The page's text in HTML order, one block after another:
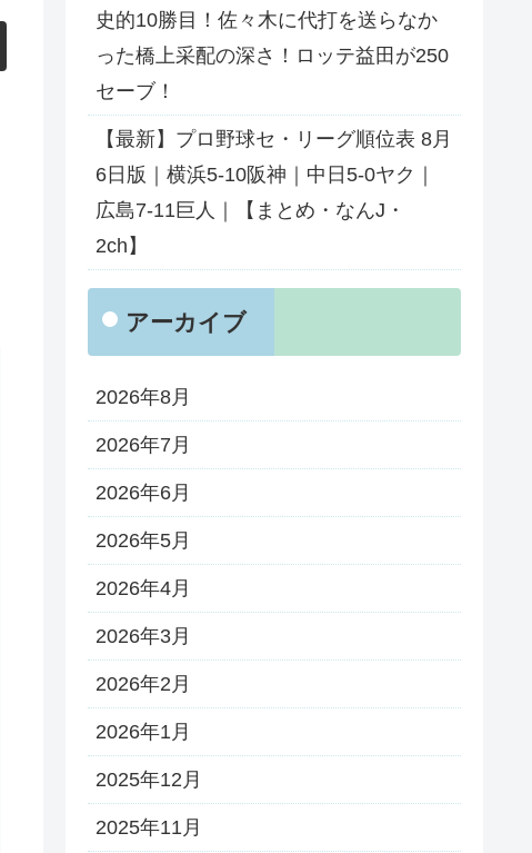
史的10勝目！佐々木に代打を送らなか
った橋上采配の深さ！ロッテ益田が250
セーブ！
【最新】プロ野球セ・リーグ順位表 8月
6日版｜横浜5-10阪神｜中日5-0ヤク｜
広島7-11巨人｜【まとめ・なんJ・
2ch】
アーカイブ
2026年8月
2026年7月
2026年6月
2026年5月
2026年4月
2026年3月
2026年2月
2026年1月
2025年12月
2025年11月